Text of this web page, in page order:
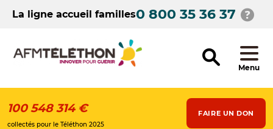
contenuLa ligne accueil familles0 800 35 36 37
Menu
100 548 314 €
collectés pour le Téléthon 2025
FAIRE UN DON